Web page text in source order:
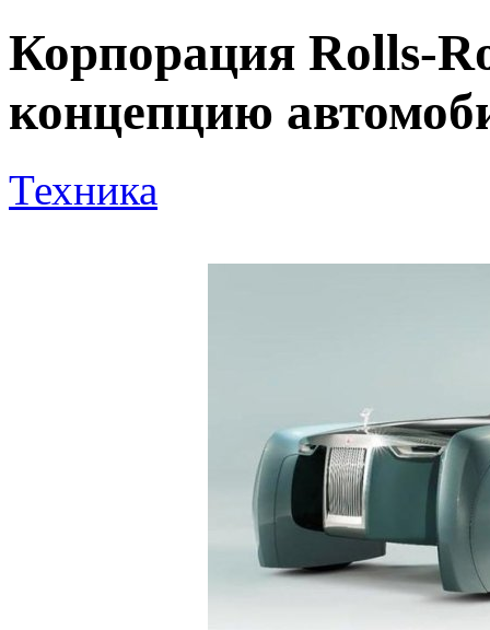
Корпорация Rolls-
концепцию
Техника